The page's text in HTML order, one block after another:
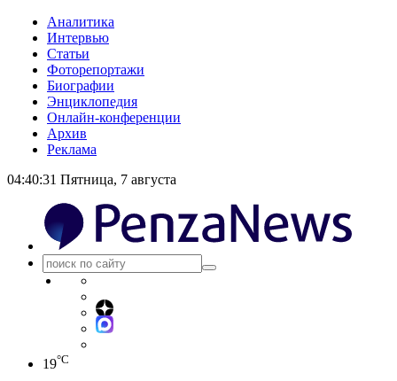
Аналитика
Интервью
Статьи
Фоторепортажи
Биографии
Энциклопедия
Онлайн-конференции
Архив
Реклама
04:40:31 Пятница, 7 августа
19°C